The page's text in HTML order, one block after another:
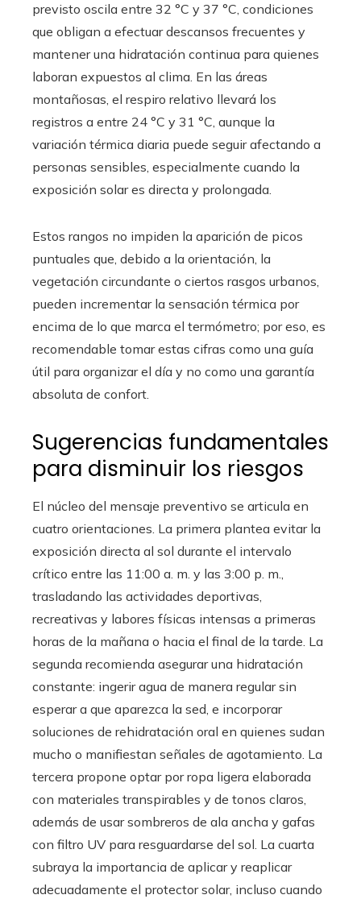
previsto oscila entre 32 °C y 37 °C, condiciones
que obligan a efectuar descansos frecuentes y
mantener una hidratación continua para quienes
laboran expuestos al clima. En las áreas
montañosas, el respiro relativo llevará los
registros a entre 24 °C y 31 °C, aunque la
variación térmica diaria puede seguir afectando a
personas sensibles, especialmente cuando la
exposición solar es directa y prolongada.
Estos rangos no impiden la aparición de picos
puntuales que, debido a la orientación, la
vegetación circundante o ciertos rasgos urbanos,
pueden incrementar la sensación térmica por
encima de lo que marca el termómetro; por eso, es
recomendable tomar estas cifras como una guía
útil para organizar el día y no como una garantía
absoluta de confort.
Sugerencias fundamentales
para disminuir los riesgos
El núcleo del mensaje preventivo se articula en
cuatro orientaciones. La primera plantea evitar la
exposición directa al sol durante el intervalo
crítico entre las 11:00 a. m. y las 3:00 p. m.,
trasladando las actividades deportivas,
recreativas y labores físicas intensas a primeras
horas de la mañana o hacia el final de la tarde. La
segunda recomienda asegurar una hidratación
constante: ingerir agua de manera regular sin
esperar a que aparezca la sed, e incorporar
soluciones de rehidratación oral en quienes sudan
mucho o manifiestan señales de agotamiento. La
tercera propone optar por ropa ligera elaborada
con materiales transpirables y de tonos claros,
además de usar sombreros de ala ancha y gafas
con filtro UV para resguardarse del sol. La cuarta
subraya la importancia de aplicar y reaplicar
adecuadamente el protector solar, incluso cuando